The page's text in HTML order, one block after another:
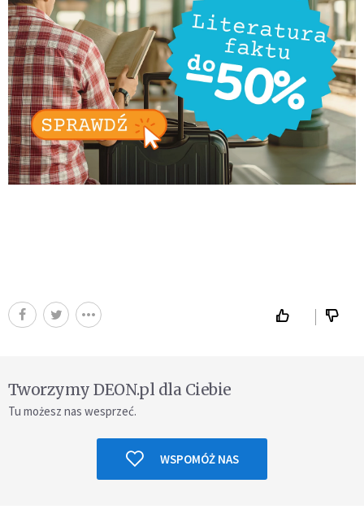
Tworzymy DEON.pl dla Ciebie
Tu możesz nas wesprzeć.
WSPOMÓŻ NAS